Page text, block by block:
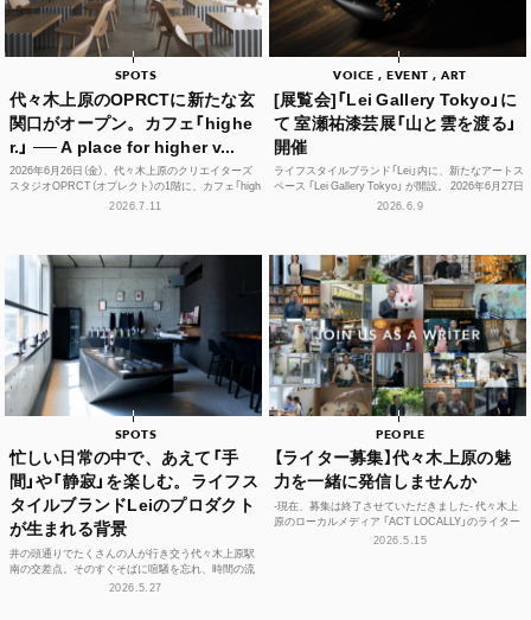
SPOTS
代々木上原のOPRCTに新たな玄
関口がオープン。カフェ「highe
r.」 ── A place for higher v...
2026年6月26日（金）、代々木上原のクリエイターズ
スタジオOPRCT（オプレクト）の1階に、カフェ「high
er.」（ハイアー）がグランドオープンし...
2026.7.11
VOICE , EVENT , ART
[展覧会]「Lei Gallery Tokyo」に
て 室瀬祐漆芸展「山と雲を渡る」
開催
ライフスタイルブランド「Lei」内に、新たなアートス
ペース 「Lei Gallery Tokyo」 が開設。 2026年6月27日
（土）から、初の企画展...2026.6.9
SPOTS
忙しい日常の中で、あえて「手
間」や「静寂」を楽しむ。ライフス
タイルブランドLeiのプロダクト
が生まれる背景
井の頭通りでたくさんの人が行き交う代々木上原駅
南の交差点。そのすぐそばに喧騒を忘れ、時間の流
れや感性をフラットに整えられる空間があります。
2026.5.27
PEOPLE
【ライター募集】代々木上原の魅
力を一緒に発信しませんか
-現在、募集は終了させていただきました- 代々木上
原のローカルメディア 「ACT LOCALLY」のライター
募集！ 世界中にある個性豊かな街に負けない魅...
2026.5.15